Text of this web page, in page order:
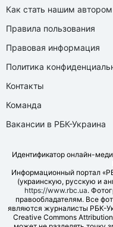
Как стать нашим автором
Правила пользования
Правовая информация
Политика
Контакты
Команда
Вакансии в РБК-Украина
Идентификатор онлайн-
Информационный портал
(украинскую, русскую и
https://www.rbc.ua.
правообладателям. Все
являются журналисты РБК-
Creative Commons